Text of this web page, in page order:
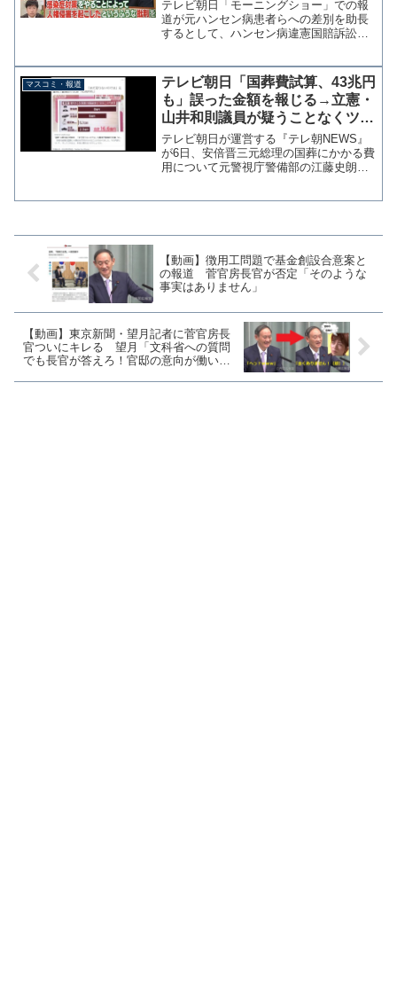
テレビ朝日「モーニングショー」での報
道が元ハンセン病患者らへの差別を助長
するとして、ハンセン病違憲国賠訴訟全
を明らかにした。ハンセン病元患者ら、
テレ朝に要望書 コロナ...
マスコミ・報道
テレビ朝日「国葬費試算、43兆円
も」誤った金額を報じる→立憲・
山井和則議員が疑うことなくツイ
ート
テレビ朝日が運営する『テレ朝NEWS』
が6日、安倍晋三元総理の国葬にかかる費
用について元警視庁警備部の江藤史朗氏
【動画】徴用工問題で基金創設合意案と
の報道 菅官房長官が否定「そのような
事実はありません」
【動画】東京新聞・望月記者に菅官房長
官ついにキレる 望月「文科省への質問
でも長官が答えろ！官邸の意向が働いて